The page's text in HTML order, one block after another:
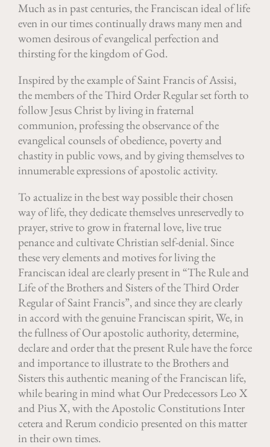
Much as in past centuries, the Franciscan ideal of life
even in our times continually draws many men and
women desirous of evangelical perfection and
thirsting for the kingdom of God.
Inspired by the example of Saint Francis of Assisi,
the members of the Third Order Regular set forth to
follow Jesus Christ by living in fraternal
communion, professing the observance of the
evangelical counsels of obedience, poverty and
chastity in public vows, and by giving themselves to
innumerable expressions of apostolic activity.
To actualize in the best way possible their chosen
way of life, they dedicate themselves unreservedly to
prayer, strive to grow in fraternal love, live true
penance and cultivate Christian self-denial. Since
these very elements and motives for living the
Franciscan ideal are clearly present in “The Rule and
Life of the Brothers and Sisters of the Third Order
Regular of Saint Francis”, and since they are clearly
in accord with the genuine Franciscan spirit, We, in
the fullness of Our apostolic authority, determine,
declare and order that the present Rule have the force
and importance to illustrate to the Brothers and
Sisters this authentic meaning of the Franciscan life,
while bearing in mind what Our Predecessors Leo X
and Pius X, with the Apostolic Constitutions Inter
cetera and Rerum condicio presented on this matter
in their own times.